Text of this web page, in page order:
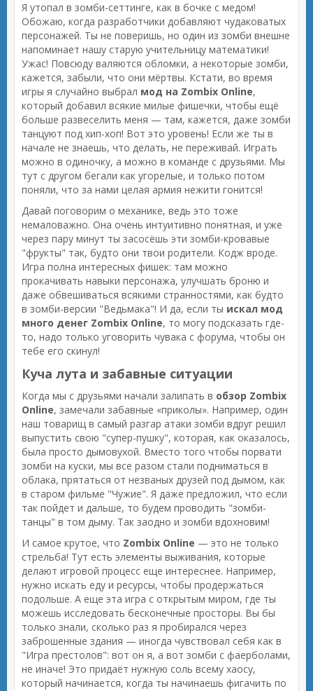
Я утопал в зомби-сеттинге, как в бочке с медом!
Обожаю, когда разработчики добавляют чудаковатых
персонажей. Ты не поверишь, но один из зомби внешне
напоминает нашу старую учительницу математики!
Ужас! Повсюду валяются обломки, а некоторые зомби,
кажется, забыли, что они мёртвы. Кстати, во время
игры я случайно выбрал мод на Zombix Online,
который добавил всякие милые фишечки, чтобы ещё
больше развеселить меня — там, кажется, даже зомби
танцуют под хип-хоп! Вот это уровень! Если же ты в
начале не знаешь, что делать, не переживай. Играть
можно в одиночку, а можно в команде с друзьями. Мы
тут с другом бегали как угорелые, и только потом
поняли, что за нами целая армия нежити гонится!
Давай поговорим о механике, ведь это тоже
немаловажно. Она очень интуитивно понятная, и уже
через пару минут ты засосёшь эти зомби-кровавые
"фрукты" так, будто они твои родители. Кодж вроде.
Игра полна интересных фишек: там можно
прокачивать навыки персонажа, улучшать броню и
даже обвешиваться всякими странностями, как будто
в зомби-версии "Ведьмака"! И да, если ты искал мод
много денег Zombix Online, то могу подсказать где-
то, надо только уговорить чувака с форума, чтобы он
тебе его скинул!
Куча лута и забавные ситуации
Когда мы с друзьями начали залипать в обзор Zombix
Online, замечали забавные «приколы». Например, один
наш товарищ в самый разгар атаки зомби вдруг решил
выпустить свою "супер-пушку", которая, как оказалось,
была просто дымовухой. Вместо того чтобы порвати
зомби на куски, мы все разом стали подниматься в
облака, прятаться от незваных друзей под дымом, как
в старом фильме "Чужие". Я даже предложил, что если
так пойдет и дальше, то будем проводить "зомби-
танцы" в том дыму. Так заодно и зомби вдохновим!
И самое крутое, что Zombix Online — это не только
стрельба! Тут есть элементы выживания, которые
делают игровой процесс еще интереснее. Например,
нужно искать еду и ресурсы, чтобы продержаться
подольше. А еще эта игра с открытым миром, где ты
можешь исследовать бесконечные просторы. Вы бы
только знали, сколько раз я пробирался через
заброшенные здания — иногда чувствовал себя как в
"Игра престолов": вот он я, а вот зомби с фаерболами,
не иначе! Это придаёт нужную соль всему хаосу,
который начинается, когда ты начинаешь фигачить по